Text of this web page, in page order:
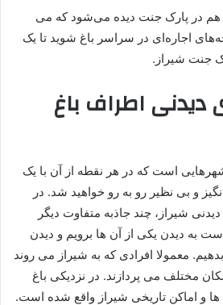
در پارک جنت دیده می‌شود که می
اجاره‌ای در سراسر باغ شوید تا یک
جنت شیراز.
اطراف باغ
است که در هر نقطه از آن با یک
و بی نظیر رو به رو خواهید شد. در
شیراز، چند جاذبه متفاوت دیگر
به دیدن یکی از آن ها برویم و دیدن
معمولا افرادی که به شیراز می روند
مختلف می پردازند. در نزدیکی باغ
ها و اماکن تاریخی شیراز واقع شده است.